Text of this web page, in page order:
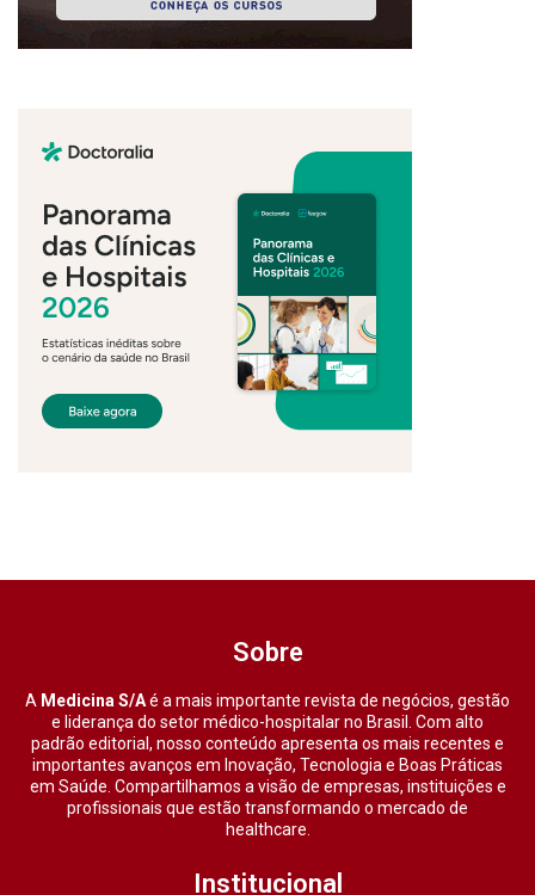
Sobre
A Medicina S/Aé a mais importante revista de negócios, gestão
e liderança do setor médico-hospitalar no Brasil. Com alto
padrão editorial, nosso conteúdo apresenta os mais recentes e
importantes avanços em Inovação, Tecnologia e Boas Práticas
em Saúde. Compartilhamos a visão de empresas, instituições e
profissionais que estão transformando o mercado de
healthcare.
Institucional